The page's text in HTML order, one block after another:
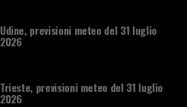
Udine, previsioni meteo del 31 luglio
2026
Trieste, previsioni meteo del 31 luglio
2026